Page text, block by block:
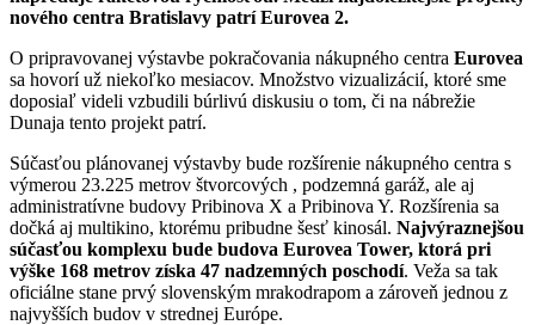
nového centra Bratislavy patrí Eurovea 2.
O pripravovanej výstavbe pokračovania nákupného centra Eurovea
sa hovorí už niekoľko mesiacov. Množstvo vizualizácií, ktoré sme
doposiaľ videli vzbudili búrlivú diskusiu o tom, či na nábrežie
Dunaja tento projekt patrí.
Súčasťou plánovanej výstavby bude rozšírenie nákupného centra s
výmerou 23.225 metrov štvorcových , podzemná garáž, ale aj
administratívne budovy Pribinova X a Pribinova Y. Rozšírenia sa
dočká aj multikino, ktorému pribudne šesť kinosál. Najvýraznejšou
súčasťou komplexu bude budova Eurovea Tower, ktorá pri
výške 168 metrov získa 47 nadzemných poschodí. Veža sa tak
oficiálne stane prvý slovenským mrakodrapom a zároveň jednou z
najvyšších budov v strednej Európe.